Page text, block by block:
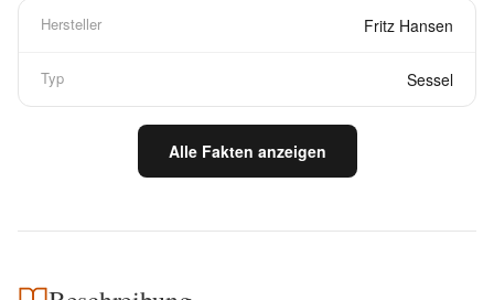
Hersteller Fritz Hansen
Typ Sessel
Alle Fakten anzeigen